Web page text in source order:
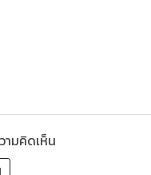
ามคิดเห็น